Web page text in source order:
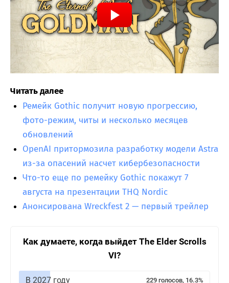
Читать далее
Ремейк Gothic получит новую прогрессию,
фото-режим, читы и несколько месяцев
обновлений
OpenAI притормозила разработку модели Astra
из-за опасений насчет кибербезопасности
Что-то еще по ремейку Gothic покажут 7
августа на презентации THQ Nordic
Анонсирована Wreckfest 2 — первый трейлер
Как думаете, когда выйдет The Elder Scrolls
VI?
В 2027 году 229 голосов, 16.3%